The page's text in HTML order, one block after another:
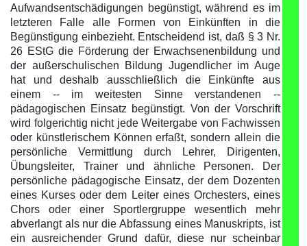
Aufwandsentschädigungen begünstigt, während es im
letzteren Falle alle Formen von Einkünften in die
Begünstigung einbezieht. Entscheidend ist, daß § 3 Nr.
26 EStG die Förderung der Erwachsenenbildung und
der außerschulischen Bildung Jugendlicher im Auge
hat und deshalb ausschließlich die Einkünfte aus
einem -- im weitesten Sinne verstandenen --
pädagogischen Einsatz begünstigt. Von der Vorschrift
wird folgerichtig nicht jede Weitergabe von Fachwissen
oder künstlerischem Können erfaßt, sondern allein die
persönliche Vermittlung durch Lehrer, Dirigenten,
Übungsleiter, Trainer und ähnliche Personen. Der
persönliche pädagogische Einsatz, der dem Dozenten
eines Kurses oder dem Leiter eines Orchesters, eines
Chors oder einer Sportlergruppe wesentlich mehr
abverlangt als nur die Abfassung eines Manuskripts, ist
ein ausreichender Grund dafür, diese nur scheinbar